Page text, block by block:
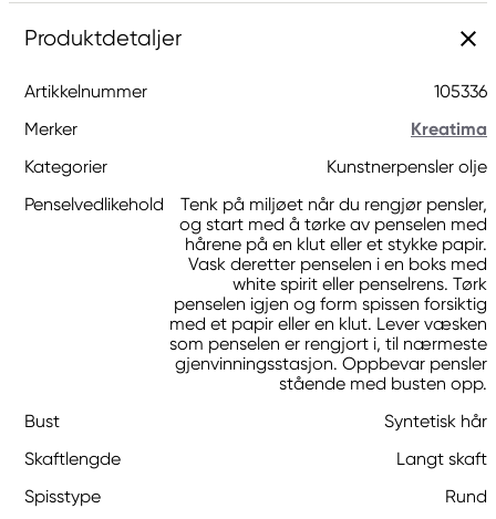
Produktdetaljer
Artikkelnummer
105336
Merker
Kreatima
Kategorier
Kunstnerpensler olje
Penselvedlikehold
Tenk på miljøet når du rengjør pensler,
og start med å tørke av penselen med
hårene på en klut eller et stykke papir.
Vask deretter penselen i en boks med
white spirit eller penselrens. Tørk
penselen igjen og form spissen forsiktig
med et papir eller en klut. Lever væsken
som penselen er rengjort i, til nærmeste
gjenvinningsstasjon. Oppbevar pensler
stående med busten opp.
Bust
Syntetisk hår
Skaftlengde
Langt skaft
Spisstype
Rund